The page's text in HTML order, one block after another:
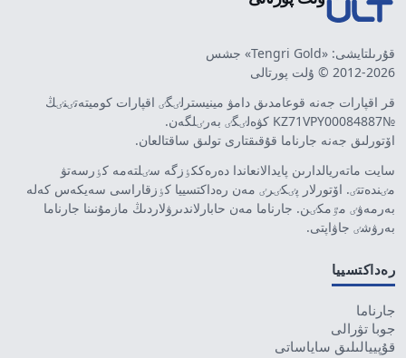
قۇرىلتايشى: «Tengri Gold» جشس
2012-2026 © ۇلت پورتالى
قر اقپارات جەنە قوعامدىق دامۋ مينيسترلٸگٸ اقپارات كوميتەتٸنٸڭ
№KZ71VPY00084887 كۋەلٸگٸ بەرٸلگەن.
اۆتورلىق جەنە جارناما قۇقىقتارى تولىق ساقتالعان.
سايت ماتەريالدارىن پايدالانعاندا دەرەككٶزگە سٸلتەمە كٶرسەتۋ
مٸندەتتٸ. اۆتورلار پٸكٸرٸ مەن رەداكتسييا كٶزقاراسى سەيكەس كەلە
بەرمەۋٸ مٷمكٸن. جارناما مەن حابارلاندىرۋلاردىڭ مازمۇنىنا جارناما
بەرۋشٸ جاۋاپتى.
رەداكتسييا
جارناما
جوبا تۋرالى
قۇپييالىلىق ساياساتى